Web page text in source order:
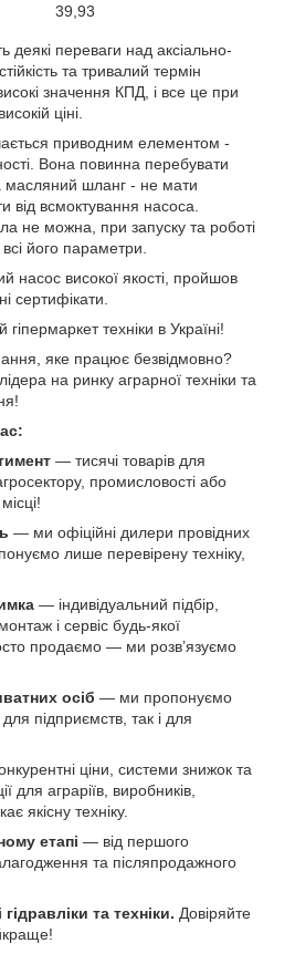
39,93
деякі переваги над аксіально-
та тривалий термін
значення КПД, і все це при
ціні.
приводним елементом -
Вона повинна перебувати
масляний шланг - не мати
від всмоктування насоса.
не можна, при запуску та роботі
його параметри.
насос високої якості, пройшов
сертифікати.
техніки в Україні!
яке працює безвідмовно?
на ринку аграрної техніки та
— тисячі товарів для
промисловості або
— ми офіційні дилери провідних
лише перевірену техніку,
— індивідуальний підбір,
і сервіс будь-якої
продаємо — ми розв’язуємо
осіб — ми пропонуємо
підприємств, так і для
ціни, системи знижок та
для аграріїв, виробників,
якісну техніку.
етапі — від першого
та післяпродажного
та техніки. Довіряйте